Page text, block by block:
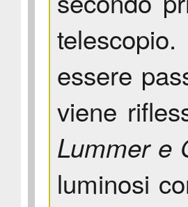
essere
viene
Lummer e
luminosi